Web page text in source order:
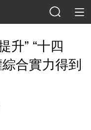
升” “十四
合實力得到